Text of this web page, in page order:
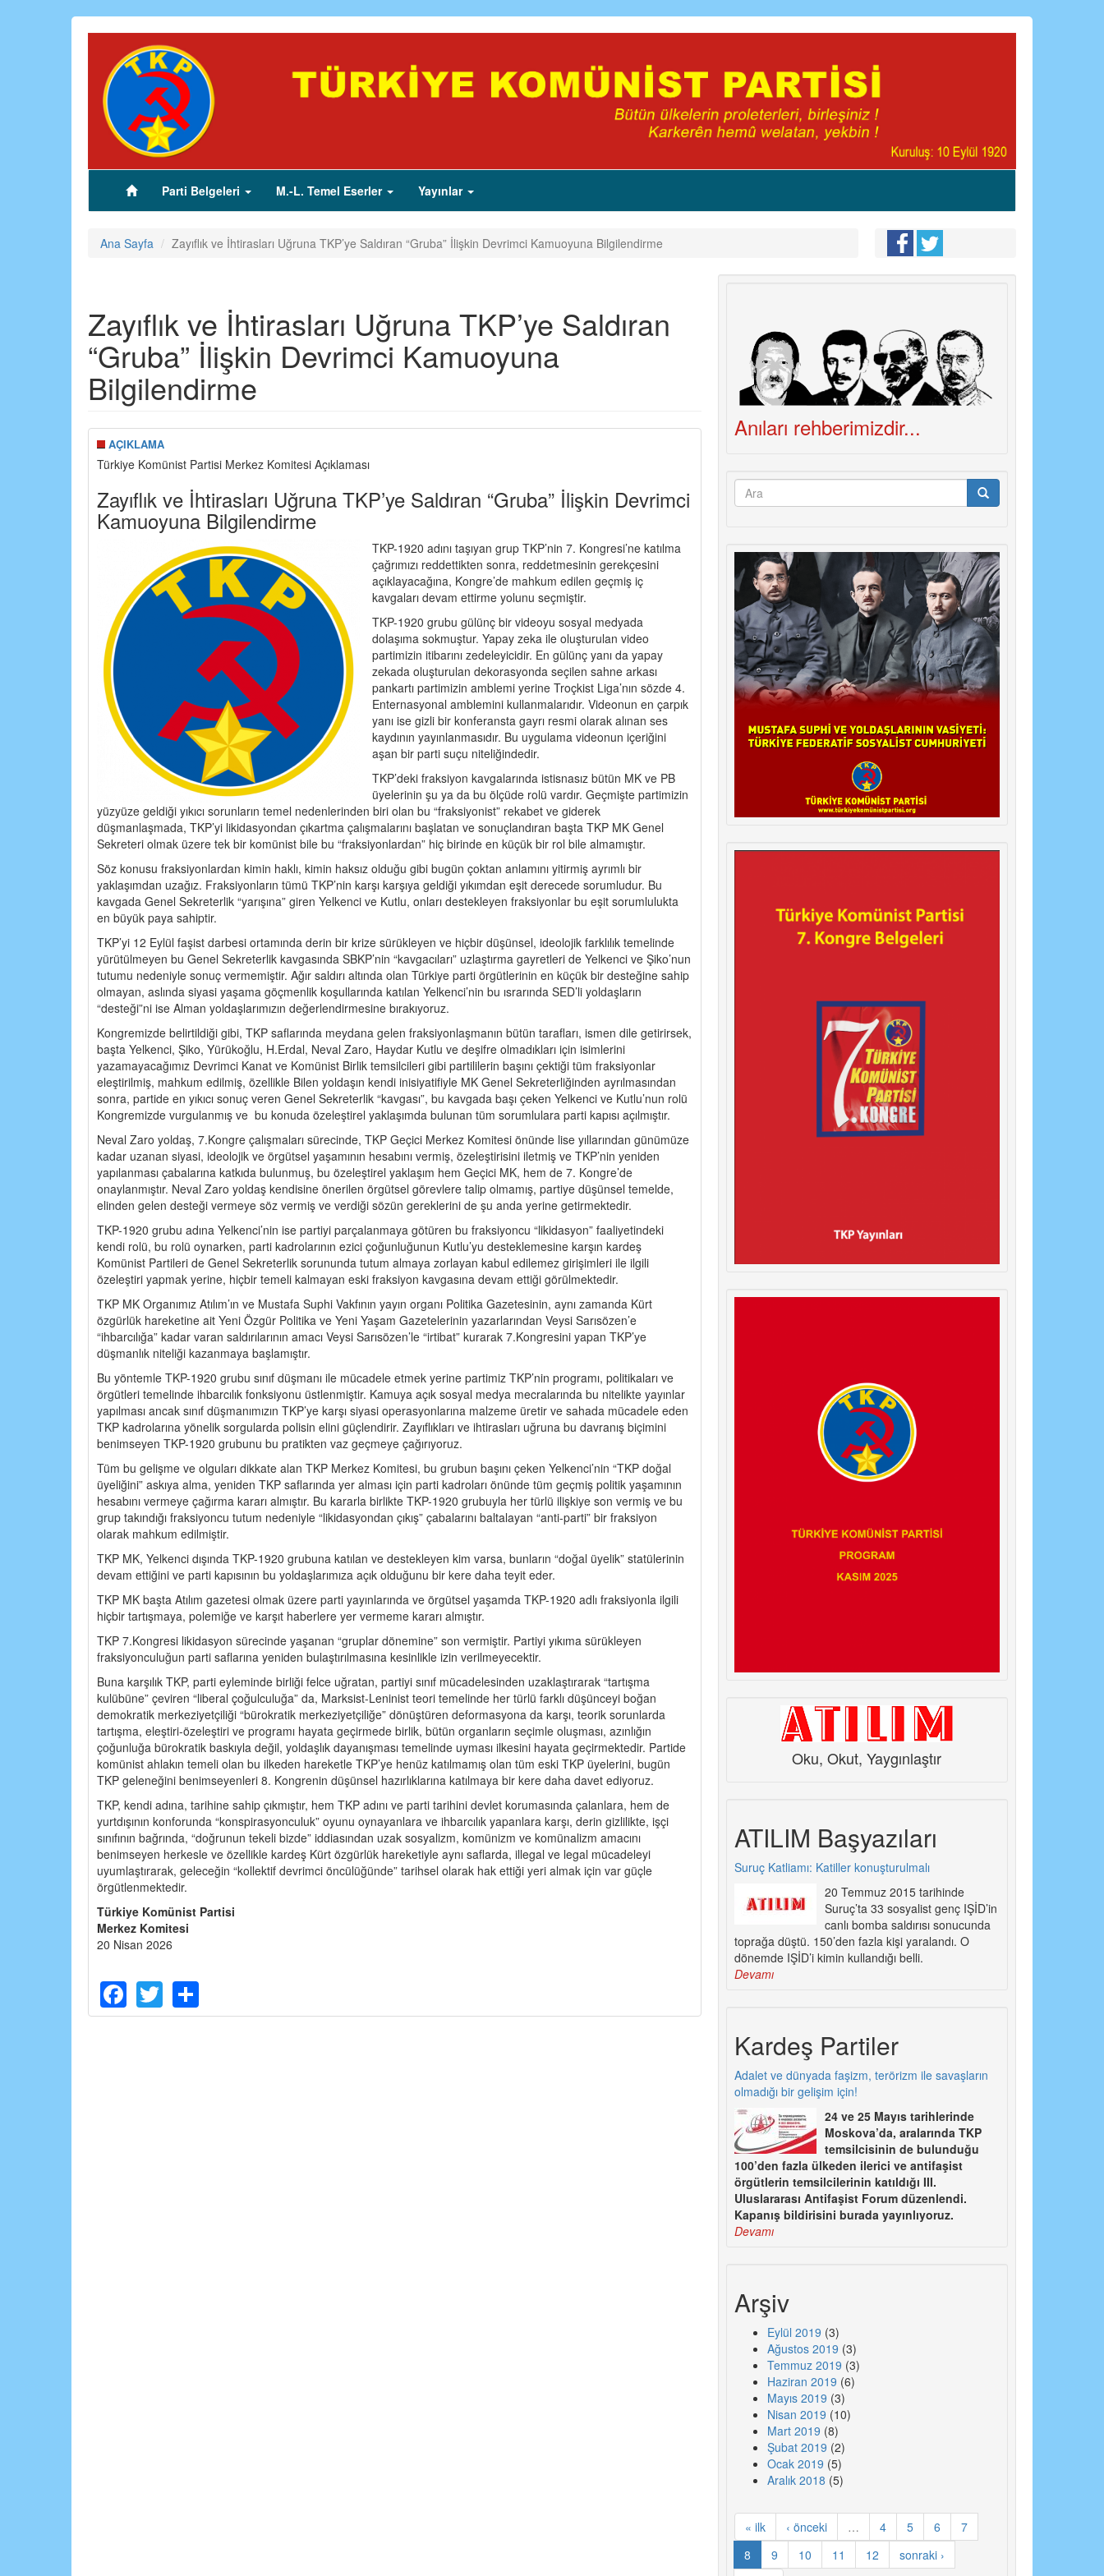
(current)Parti Belgeleri M.-L. Temel Eserler Yayınlar
Ana Sayfa Zayıflık ve İhtirasları Uğruna TKP’ye Saldıran “Gruba” İlişkin Devrimci Kamuoyuna Bilgilendirme
Zayıflık ve İhtirasları Uğruna TKP’ye Saldıran
“Gruba” İlişkin Devrimci Kamuoyuna
Bilgilendirme
AÇIKLAMA
Türkiye Komünist Partisi Merkez Komitesi Açıklaması
Zayıflık ve İhtirasları Uğruna TKP’ye Saldıran “Gruba” İlişkin Devrimci
Kamuoyuna Bilgilendirme
TKP-1920 adını taşıyan grup TKP’nin 7. Kongresi’ne katılma
çağrımızı reddettikten sonra, reddetmesinin gerekçesini
açıklayacağına, Kongre’de mahkum edilen geçmiş iç
kavgaları devam ettirme yolunu seçmiştir.
TKP-1920 grubu gülünç bir videoyu sosyal medyada
dolaşıma sokmuştur. Yapay zeka ile oluşturulan video
partimizin itibarını zedeleyicidir. En gülünç yanı da yapay
zekada oluşturulan dekorasyonda seçilen sahne arkası
pankartı partimizin amblemi yerine Troçkist Liga’nın sözde 4.
Enternasyonal amblemini kullanmalarıdır. Videonun en çarpık
yanı ise gizli bir konferansta gayrı resmi olarak alınan ses
kaydının yayınlanmasıdır. Bu uygulama videonun içeriğini
aşan bir parti suçu niteliğindedir.
TKP’deki fraksiyon kavgalarında istisnasız bütün MK ve PB
üyelerinin şu ya da bu ölçüde rolü vardır. Geçmişte partimizin
yüzyüze geldiği yıkıcı sorunların temel nedenlerinden biri olan bu “fraksiyonist” rekabet ve giderek
düşmanlaşmada, TKP’yi likidasyondan çıkartma çalışmalarını başlatan ve sonuçlandıran başta TKP MK Genel
Sekreteri olmak üzere tek bir komünist bile bu “fraksiyonlardan” hiç birinde en küçük bir rol bile almamıştır.
Söz konusu fraksiyonlardan kimin haklı, kimin haksız olduğu gibi bugün çoktan anlamını yitirmiş ayrımlı bir
yaklaşımdan uzağız. Fraksiyonların tümü TKP’nin karşı karşıya geldiği yıkımdan eşit derecede sorumludur. Bu
kavgada Genel Sekreterlik “yarışına” giren Yelkenci ve Kutlu, onları destekleyen fraksiyonlar bu eşit sorumlulukta
en büyük paya sahiptir.
TKP’yi 12 Eylül faşist darbesi ortamında derin bir krize sürükleyen ve hiçbir düşünsel, ideolojik farklılık temelinde
yürütülmeyen bu Genel Sekreterlik kavgasında SBKP’nin “kavgacıları” uzlaştırma gayretleri de Yelkenci ve Şiko’nun
tutumu nedeniyle sonuç vermemiştir. Ağır saldırı altında olan Türkiye parti örgütlerinin en küçük bir desteğine sahip
olmayan, aslında siyasi yaşama göçmenlik koşullarında katılan Yelkenci’nin bu ısrarında SED’li yoldaşların
“desteği”ni ise Alman yoldaşlarımızın değerlendirmesine bırakıyoruz.
Kongremizde belirtildiği gibi, TKP saflarında meydana gelen fraksiyonlaşmanın bütün tarafları, ismen dile getirirsek,
başta Yelkenci, Şiko, Yürükoğlu, H.Erdal, Neval Zaro, Haydar Kutlu ve deşifre olmadıkları için isimlerini
yazamayacağımız Devrimci Kanat ve Komünist Birlik temsilcileri gibi partililerin başını çektiği tüm fraksiyonlar
eleştirilmiş, mahkum edilmiş, özellikle Bilen yoldaşın kendi inisiyatifiyle MK Genel Sekreterliğinden ayrılmasından
sonra, partide en yıkıcı sonuç veren Genel Sekreterlik “kavgası”, bu kavgada başı çeken Yelkenci ve Kutlu’nun rolü
Kongremizde vurgulanmış ve bu konuda özeleştirel yaklaşımda bulunan tüm sorumlulara parti kapısı açılmıştır.
Neval Zaro yoldaş, 7.Kongre çalışmaları sürecinde, TKP Geçici Merkez Komitesi önünde lise yıllarından günümüze
kadar uzanan siyasi, ideolojik ve örgütsel yaşamının hesabını vermiş, özeleştirisini iletmiş ve TKP’nin yeniden
yapılanması çabalarına katkıda bulunmuş, bu özeleştirel yaklaşım hem Geçici MK, hem de 7. Kongre’de
onaylanmıştır. Neval Zaro yoldaş kendisine önerilen örgütsel görevlere talip olmamış, partiye düşünsel temelde,
elinden gelen desteği vermeye söz vermiş ve verdiği sözün gereklerini de şu anda yerine getirmektedir.
TKP-1920 grubu adına Yelkenci’nin ise partiyi parçalanmaya götüren bu fraksiyoncu “likidasyon” faaliyetindeki
kendi rolü, bu rolü oynarken, parti kadrolarının ezici çoğunluğunun Kutlu’yu desteklemesine karşın kardeş
Komünist Partileri de Genel Sekreterlik sorununda tutum almaya zorlayan kabul edilemez girişimleri ile ilgili
özeleştiri yapmak yerine, hiçbir temeli kalmayan eski fraksiyon kavgasına devam ettiği görülmektedir.
TKP MK Organımız Atılım’ın ve Mustafa Suphi Vakfının yayın organı Politika Gazetesinin, aynı zamanda Kürt
özgürlük hareketine ait Yeni Özgür Politika ve Yeni Yaşam Gazetelerinin yazarlarından Veysi Sarısözen’e
“ihbarcılığa” kadar varan saldırılarının amacı Veysi Sarısözen’le “irtibat” kurarak 7.Kongresini yapan TKP’ye
düşmanlık niteliği kazanmaya başlamıştır.
Bu yöntemle TKP-1920 grubu sınıf düşmanı ile mücadele etmek yerine partimiz TKP’nin programı, politikaları ve
örgütleri temelinde ihbarcılık fonksiyonu üstlenmiştir. Kamuya açık sosyal medya mecralarında bu nitelikte yayınlar
yapılması ancak sınıf düşmanımızın TKP’ye karşı siyasi operasyonlarına malzeme üretir ve sahada mücadele eden
TKP kadrolarına yönelik sorgularda polisin elini güçlendirir. Zayıflıkları ve ihtirasları uğruna bu davranış biçimini
benimseyen TKP-1920 grubunu bu pratikten vaz geçmeye çağırıyoruz.
Tüm bu gelişme ve olguları dikkate alan TKP Merkez Komitesi, bu grubun başını çeken Yelkenci’nin “TKP doğal
üyeliğini” askıya alma, yeniden TKP saflarında yer alması için parti kadroları önünde tüm geçmiş politik yaşamının
hesabını vermeye çağırma kararı almıştır. Bu kararla birlikte TKP-1920 grubuyla her türlü ilişkiye son vermiş ve bu
grup takındığı fraksiyoncu tutum nedeniyle “likidasyondan çıkış” çabalarını baltalayan “anti-parti” bir fraksiyon
olarak mahkum edilmiştir.
TKP MK, Yelkenci dışında TKP-1920 grubuna katılan ve destekleyen kim varsa, bunların “doğal üyelik” statülerinin
devam ettiğini ve parti kapısının bu yoldaşlarımıza açık olduğunu bir kere daha teyit eder.
TKP MK başta Atılım gazetesi olmak üzere parti yayınlarında ve örgütsel yaşamda TKP-1920 adlı fraksiyonla ilgili
hiçbir tartışmaya, polemiğe ve karşıt haberlere yer vermeme kararı almıştır.
TKP 7.Kongresi likidasyon sürecinde yaşanan “gruplar dönemine” son vermiştir. Partiyi yıkıma sürükleyen
fraksiyonculuğun parti saflarına yeniden bulaştırılmasına kesinlikle izin verilmeyecektir.
Buna karşılık TKP, parti eyleminde birliği felce uğratan, partiyi sınıf mücadelesinden uzaklaştırarak “tartışma
kulübüne” çeviren “liberal çoğulculuğa” da, Marksist-Leninist teori temelinde her türlü farklı düşünceyi boğan
demokratik merkeziyetçiliği “bürokratik merkeziyetçiliğe” dönüştüren deformasyona da karşı, teorik sorunlarda
tartışma, eleştiri-özeleştiri ve programı hayata geçirmede birlik, bütün organların seçimle oluşması, azınlığın
çoğunluğa bürokratik baskıyla değil, yoldaşlık dayanışması temelinde uyması ilkesini hayata geçirmektedir. Partide
komünist ahlakın temeli olan bu ilkeden hareketle TKP’ye henüz katılmamış olan tüm eski TKP üyelerini, bugün
TKP geleneğini benimseyenleri 8. Kongrenin düşünsel hazırlıklarına katılmaya bir kere daha davet ediyoruz.
TKP, kendi adına, tarihine sahip çıkmıştır, hem TKP adını ve parti tarihini devlet korumasında çalanlara, hem de
yurtdışının konforunda “konspirasyonculuk” oyunu oynayanlara ve ihbarcılık yapanlara karşı, derin gizlilikte, işçi
sınıfının bağrında, “doğrunun tekeli bizde” iddiasından uzak sosyalizm, komünizm ve komünalizm amacını
benimseyen herkesle ve özellikle kardeş Kürt özgürlük hareketiyle aynı saflarda, illegal ve legal mücadeleyi
uyumlaştırarak, geleceğin “kollektif devrimci öncülüğünde” tarihsel olarak hak ettiği yeri almak için var güçle
örgütlenmektedir.
Türkiye Komünist Partisi
Merkez Komitesi
20 Nisan 2026
Facebook
Twitter
Anıları rehberimizdir...
Arama
Oku, Okut, Yaygınlaştır
ATILIM Başyazıları
Suruç Katliamı: Katiller konuşturulmalı
20 Temmuz 2015 tarihinde
Suruç’ta 33 sosyalist genç IŞİD’in
canlı bomba saldırısı sonucunda
toprağa düştü. 150’den fazla kişi yaralandı. O
dönemde IŞİD’i kimin kullandığı belli.
Devamı
Kardeş Partiler
Adalet ve dünyada faşizm, terörizm ile savaşların
olmadığı bir gelişim için!
24 ve 25 Mayıs tarihlerinde
Moskova’da, aralarında TKP
temsilcisinin de bulunduğu
100’den fazla ülkeden ilerici ve antifaşist
örgütlerin temsilcilerinin katıldığı III.
Uluslararası Antifaşist Forum düzenlendi.
Kapanış bildirisini burada yayınlıyoruz.
Devamı
Arşiv
Eylül 2019 (3)
Ağustos 2019 (3)
Temmuz 2019 (3)
Haziran 2019 (6)
Mayıs 2019 (3)
Nisan 2019 (10)
Mart 2019 (8)
Şubat 2019 (2)
Ocak 2019 (5)
Aralık 2018 (5)
« ilk ‹ önceki … 4 5 6
7
8
9 10 11 12
sonraki ›